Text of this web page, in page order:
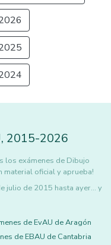
, 2015-2026
los exámenes de Dibujo
material oficial y aprueba!
julio de 2015 hasta ayer... y
de EvAU de Aragón
de EBAU de Cantabria